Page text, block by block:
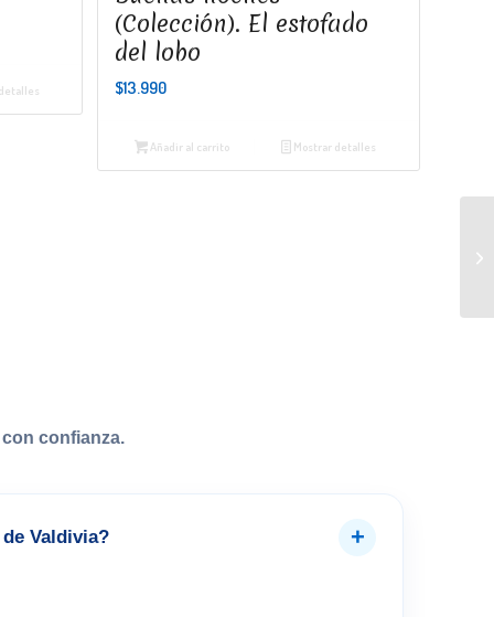
(Colección). El estofado
del lobo
$13.990
Añadir al carrito Mostrar detalles
confianza.
Valdivia? +